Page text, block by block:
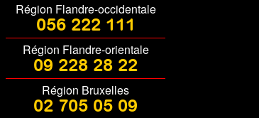
Région Flandre-occidentale
056 222 111
Région Flandre-orientale
09 228 28 22
Région Bruxelles
02 705 05 09